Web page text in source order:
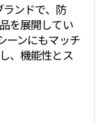
ランドで、防
を展開してい
ーンにもマッチ
、機能性とス